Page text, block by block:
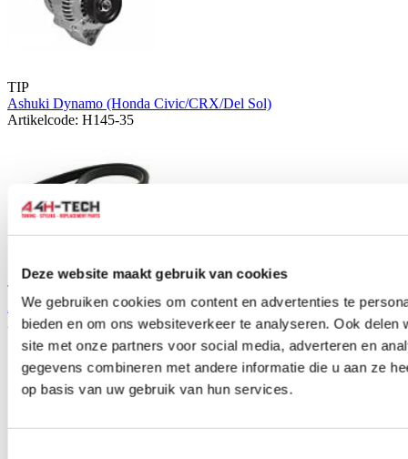
Deze website maakt gebruik van cookies
We gebruiken cookies om content en advertenties te
bieden en om ons websiteverkeer te analyseren. Ook
site met onze partners voor social media, adverteren en
gegevens combineren met andere informatie die u aan ze
op basis van uw gebruik van hun services.
TIP
Ashuki Dynamo (Honda Civic/CRX/Del Sol)
Artikelcode: H145-35
TIP
Ashuki Riem dynamo (Integra 95-00)
Artikelcode: VM4-0760